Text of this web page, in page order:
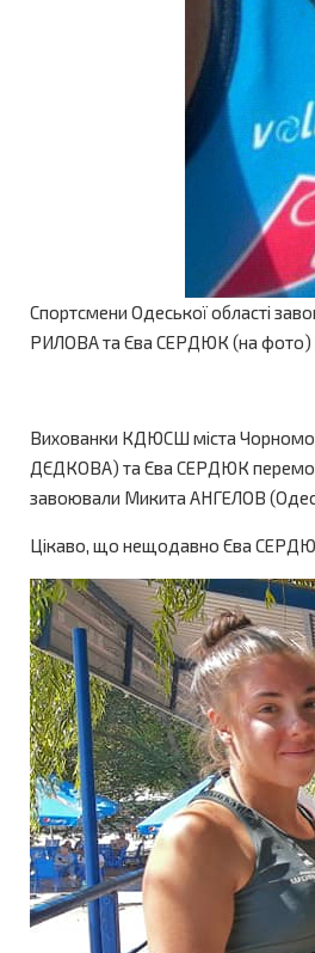
Спортсмени Одеської області
РИЛОВА та Єва СЕРДЮК (на фото)
Вихованки КДЮСШ міста
ДЄДКОВА) та Єва СЕРДЮК
завоювали Микита АНГЕЛОВ
Цікаво, що нещодавно Єва